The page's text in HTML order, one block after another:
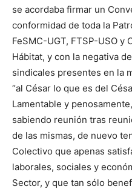
se acordaba firmar un
conformidad de toda la
FeSMC-UGT, FTSP-USO y
Hábitat, y con la negativa
sindicales presentes en la
“al César lo que es del
Lamentable y
sabiendo reunión tras
de las mismas, de nuevo
Colectivo que apenas
laborales, sociales y
Sector, y que tan sólo